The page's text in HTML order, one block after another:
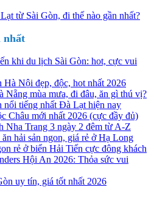
từ Sài Gòn, đi thế nào gần nhất?
nhất
khi du lịch Sài Gòn: hot, cực vui
Nội đẹp, độc, hot nhất 2026
mùa mưa, đi đâu, ăn gì thú vị?
nổi tiếng nhất Đà Lạt hiện nay
Châu mới nhất 2026 (cực đầy đủ)
Nha Trang 3 ngày 2 đêm từ A-Z
hải sản ngon, giá rẻ ở Hạ Long
rẻ ở biển Hải Tiến cực đông khách
Hội An 2026: Thỏa sức vui
uy tín, giá tốt nhất 2026